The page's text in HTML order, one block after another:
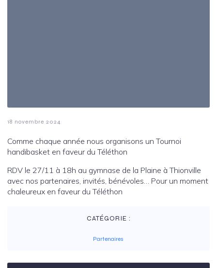
18 novembre 2024
Comme chaque année nous organisons un Tournoi
handibasket en faveur du Téléthon
RDV le 27/11 à 18h au gymnase de la Plaine à Thionville
avec nos partenaires, invités, bénévoles… Pour un moment
chaleureux en faveur du Téléthon
CATÉGORIE :
Partenaires